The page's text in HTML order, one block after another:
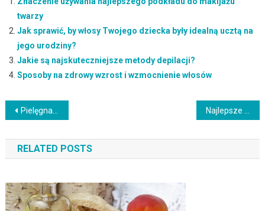
twarzy
Jak sprawić, by włosy Twojego dziecka były idealną ucztą na
jego urodziny?
Jakie są najskuteczniejsze metody depilacji?
Sposoby na zdrowy wzrost i wzmocnienie włosów
Nawigacja
wpisu
Pielęgnacja cery suchej trądzikowej – kluczowe zasady i kosmetyki
RELATED POSTS